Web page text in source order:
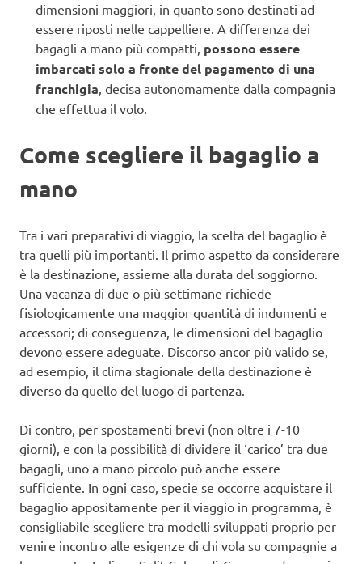
dimensioni maggiori, in quanto sono destinati ad
essere riposti nelle cappelliere. A differenza dei
bagagli a mano più compatti, possono essere
imbarcati solo a fronte del pagamento di una
franchigia , decisa autonomamente dalla compagnia
che effettua il volo.
Come scegliere il bagaglio a
mano
Tra i vari preparativi di viaggio, la scelta del bagaglio è
tra quelli più importanti. Il primo aspetto da considerare
è la destinazione, assieme alla durata del soggiorno.
Una vacanza di due o più settimane richiede
fisiologicamente una maggior quantità di indumenti e
accessori; di conseguenza, le dimensioni del bagaglio
devono essere adeguate. Discorso ancor più valido se,
ad esempio, il clima stagionale della destinazione è
diverso da quello del luogo di partenza.
Di contro, per spostamenti brevi (non oltre i 7-10
giorni), e con la possibilità di dividere il ‘carico’ tra due
bagagli, uno a mano piccolo può anche essere
sufficiente. In ogni caso, specie se occorre acquistare il
bagaglio appositamente per il viaggio in programma, è
consigliabile scegliere tra modelli sviluppati proprio per
venire incontro alle esigenze di chi vola su compagnie a